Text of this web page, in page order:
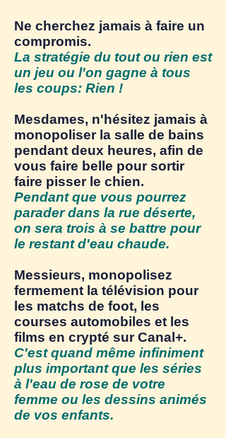
Ne cherchez jamais à faire un
compromis.
La stratégie du tout ou rien est
un jeu ou l'on gagne à tous
les coups: Rien !
Mesdames, n'hésitez jamais à
monopoliser la salle de bains
pendant deux heures, afin de
vous faire belle pour sortir
faire pisser le chien.
Pendant que vous pourrez
parader dans la rue déserte,
on sera trois à se battre pour
le restant d'eau chaude.
Messieurs, monopolisez
fermement la télévision pour
les matchs de foot, les
courses automobiles et les
films en crypté sur Canal+.
C'est quand même infiniment
plus important que les séries
à l'eau de rose de votre
femme ou les dessins animés
de vos enfants.